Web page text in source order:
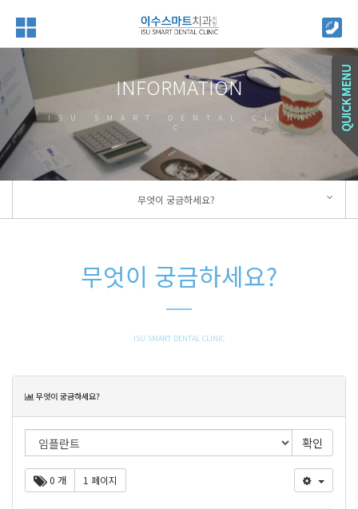
INFORMATION
ISU SMART DENTAL CLINI
C
무엇이 궁금하세요?
무엇이 궁금하세요?
ISU SMART DENTAL CLINIC
무엇이 궁금하세요?목
0 개 1 페이지